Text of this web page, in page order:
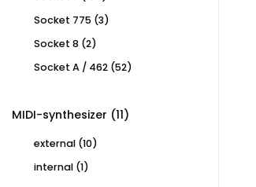
Socket 775 33
Socket 8 22
Socket A / 462 5252
MIDI-synthesizer 1111
external 1010
internal 11